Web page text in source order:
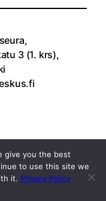
3 (1. krs),
give you the best
to use this site we
it. Privacy Policy